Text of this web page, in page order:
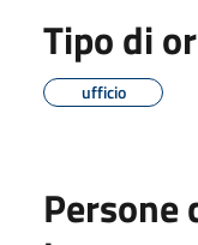
Tipo di
ufficio
Persone